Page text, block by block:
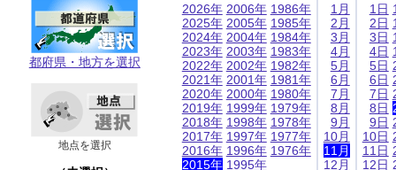
都府県・地方を選択
地点を選択
2026年
2025年
2024年
2023年
2022年
2021年
2020年
2019年
2018年
2017年
2016年
2015年
2006年
2005年
2004年
2003年
2002年
2001年
2000年
1999年
1998年
1997年
1996年
1995年
1986年
1985年
1984年
1983年
1982年
1981年
1980年
1979年
1978年
1977年
1976年
1月
2月
3月
4月
5月
6月
7月
8月
9月
10月
11月
12月
1日
2日
3日
4日
5日
6日
7日
8日
9日
10日
11日
12日